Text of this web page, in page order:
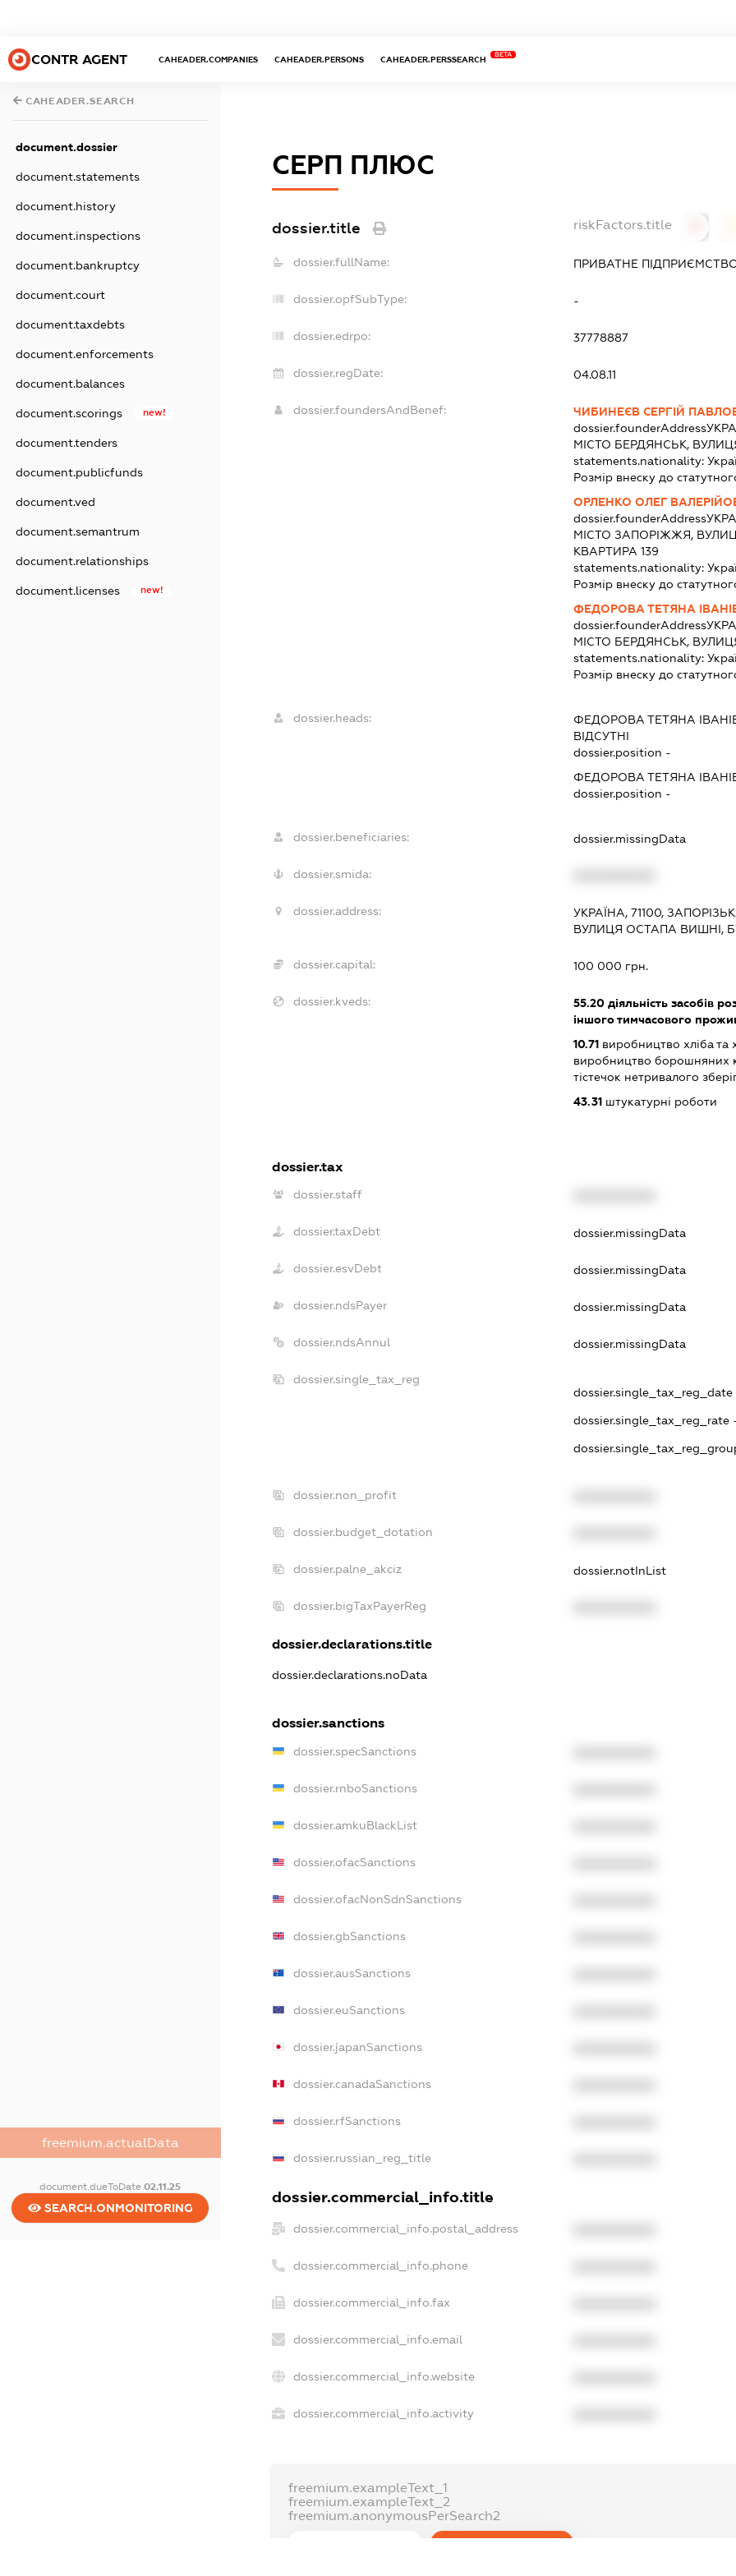
CONTR AGENT CAHEADER.COMPANIES CAHEADER.PERSONS CAHEADER.PERSSEARCH
BETA
CAHEADER.SEARCH
document.dossier
document.statements
document.history
document.inspections
document.bankruptcy
document.court
document.taxdebts
document.enforcements
document.balances
document.scorings new!
document.tenders
document.publicfunds
document.ved
document.semantrum
document.relationships
document.licenses new!
freemium.actualData
document.dueToDate02.11.25
SEARCH.ONMONITORING
СЕРП ПЛЮС
dossier.title riskFactors.title
dossier.fullName: ПРИВАТНЕ
dossier.opfSubType: -
dossier.edrpo: 37778887
dossier.regDate: 04.08.11
dossier.foundersAndBenef:
ЧИБИНЕЄВ СЕРГІЙ
dossier.founderAddress
МІСТО БЕРДЯНСЬК,
statements.nationality:
Розмір внеску до
ОРЛЕНКО ОЛЕГ
dossier.founderAddress
МІСТО ЗАПОРІЖЖЯ,
КВАРТИРА 139
statements.nationality:
Розмір внеску до
ФЕДОРОВА ТЕТЯНА
dossier.founderAddress
МІСТО БЕРДЯНСЬК,
statements.nationality:
Розмір внеску до
dossier.heads: ФЕДОРОВА ТЕТЯНА
ВІДСУТНІ
dossier.position -
ФЕДОРОВА ТЕТЯНА
dossier.position -
dossier.beneficiaries: dossier.missingData
dossier.smida:
dossier.address:
УКРАЇНА, 71100,
ВУЛИЦЯ ОСТАПА ВИШНІ,
dossier.capital: 100 000 грн.
dossier.kveds: 55.20 діяльність засобів
іншого тимчасового
10.71 виробництво хліба та
виробництво борошняних
тістечок нетривалого
43.31 штукатурні роботи
dossier.tax
dossier.staff
dossier.taxDebt dossier.missingData
dossier.esvDebt dossier.missingData
dossier.ndsPayer dossier.missingData
dossier.ndsAnnul dossier.missingData
dossier.single_tax_reg
dossier.single_tax_reg_date -
dossier.single_tax_reg_rate
dossier.non_profit
dossier.budget_dotation
dossier.palne_akciz dossier.notInList
dossier.bigTaxPayerReg
dossier.declarations.title
dossier.declarations.noData
dossier.sanctions
dossier.specSanctions
dossier.rnboSanctions
dossier.amkuBlackList
dossier.ofacSanctions
dossier.ofacNonSdnSanctions
dossier.gbSanctions
dossier.ausSanctions
dossier.euSanctions
dossier.japanSanctions
dossier.canadaSanctions
dossier.rfSanctions
dossier.russian_reg_title
dossier.commercial_info.title
dossier.commercial_info.postal_address
dossier.commercial_info.phone
dossier.commercial_info.fax
dossier.commercial_info.email
dossier.commercial_info.website
dossier.commercial_info.activity
freemium.exampleText_1
freemium.exampleText_2
freemium.anonymousPerSearch2
FREEMIUM.REGISTER